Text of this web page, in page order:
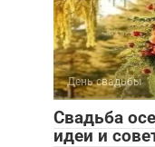
День свадьбы
Свадьба
идеи и